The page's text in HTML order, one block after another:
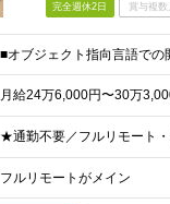
完全週休2日 賞与複数
フルリモートがメイン